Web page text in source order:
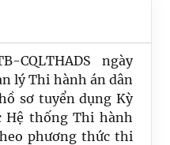
CQLTHADS ngày
lý Thi hành án dân
sơ tuyển dụng Kỳ
Hệ thống Thi hành
phương thức thi